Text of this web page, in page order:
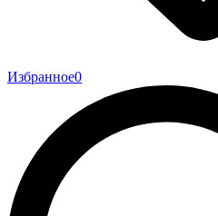
Избранное0